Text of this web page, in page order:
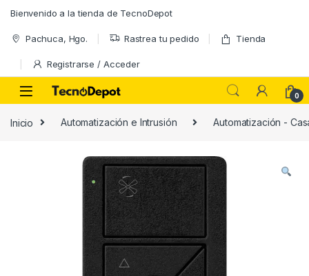
Bienvenido a la tienda de TecnoDepot
Pachuca, Hgo. Rastrea tu pedido Tienda
Registrarse / Acceder
0
Inicio Automatización e Intrusión Automatización -